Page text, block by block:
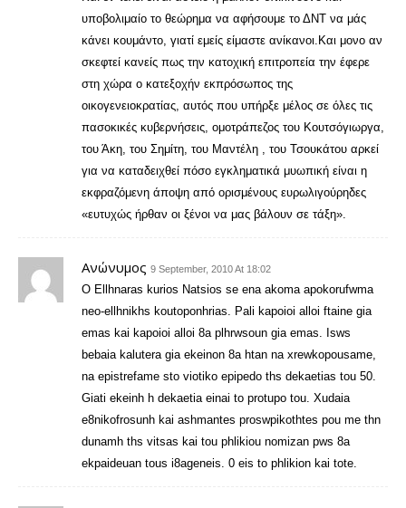
υποβολιμαίο το θεώρημα να αφήσουμε το ΔΝΤ να μάς
κάνει κουμάντο, γιατί εμείς είμαστε ανίκανοι.Και μονο αν
σκεφτεί κανείς πως την κατοχική επιτροπεία την έφερε
στη χώρα ο κατεξοχήν εκπρόσωπος της
οικογενειοκρατίας, αυτός που υπήρξε μέλος σε όλες τις
πασοκικές κυβερνήσεις, ομοτράπεζος του Κουτσόγιωργα,
του Άκη, του Σημίτη, του Μαντέλη , του Τσουκάτου αρκεί
για να καταδειχθεί πόσο εγκληματικά μυωπική είναι η
εκφραζόμενη άποψη από ορισμένους ευρωλιγούρηδες
«ευτυχώς ήρθαν οι ξένοι να μας βάλουν σε τάξη».
Ανώνυμος 9 September, 2010 At 18:02
O Ellhnaras kurios Natsios se ena akoma apokorufwma
neo-ellhnikhs koutoponhrias. Pali kapoioi alloi ftaine gia
emas kai kapoioi alloi 8a plhrwsoun gia emas. Isws
bebaia kalutera gia ekeinon 8a htan na xrewkopousame,
na epistrefame sto viotiko epipedo ths dekaetias tou 50.
Giati ekeinh h dekaetia einai to protupo tou. Xudaia
e8nikofrosunh kai ashmantes proswpikothtes pou me thn
dunamh ths vitsas kai tou phlikiou nomizan pws 8a
ekpaideuan tous i8ageneis. 0 eis to phlikion kai tote.